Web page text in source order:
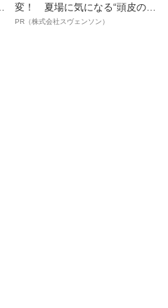
変！ 夏場に気になる“頭皮のニ
オイ”や“ベタつき”を解消す
PR（株式会社スヴェンソン）